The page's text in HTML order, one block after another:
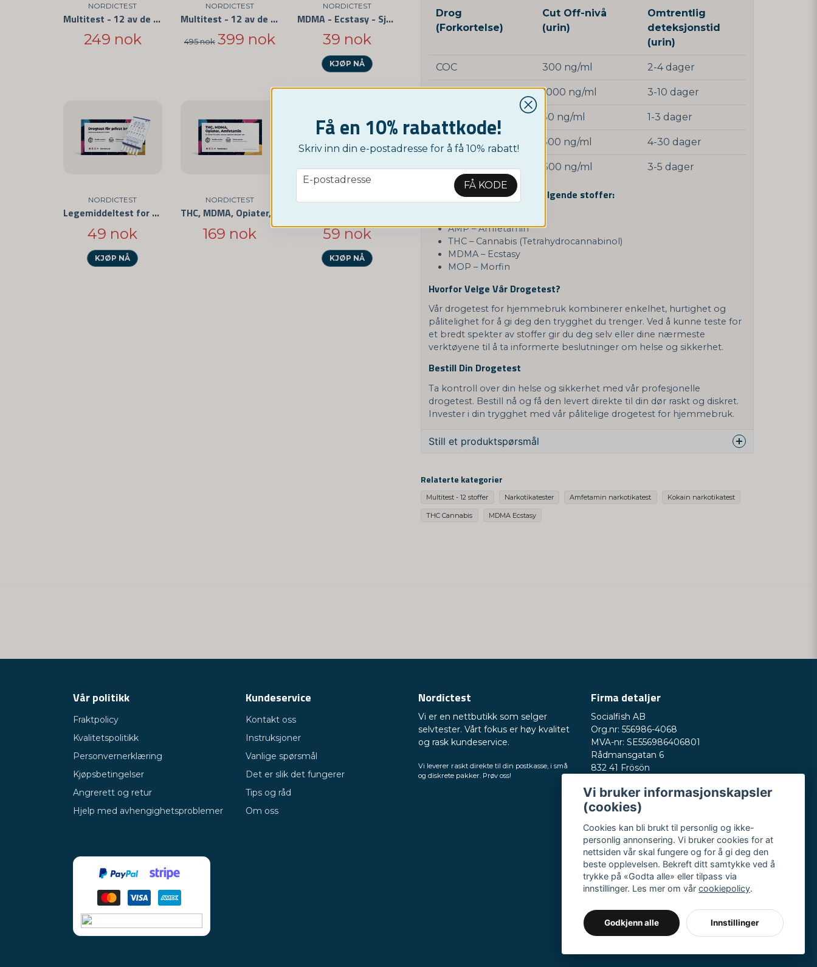
NORDICTEST
Multitest - 12 av de vanligste medikamentene 3-pakning
249 nok
NORDICTEST
Multitest - 12 av de vanligste medikamentene 5-pakning
495 nok 399 nok
NORDICTEST
MDMA - Ecstasy - Självtest 3-pack
39 nok
KJØP NÅ
NORDICTEST
Legemiddeltest for privat bruk - Enkel å bruke og CE-merket
49 nok
KJØP NÅ
NORDICTEST
169 nok
NORDICTEST
59 nok
KJØP NÅ
Drog
(Forkortelse)
Cut Off-nivå
(urin)
Omtrentlig
deteksjonstid
(urin)
COC 300 ng/ml 2-4 dager
AMP 1000 ng/ml 3-10 dager
50 ng/ml 1-3 dager
MDMA 500 ng/ml 4-30 dager
MOP 300 ng/ml 3-5 dager
Denne testen tester for følgende stoffer:
AMP – Amfetamin
THC – Cannabis (Tetrahydrocannabinol)
MDMA – Ecstasy
MOP – Morfin
Hvorfor Velge Vår Drogetest?
Vår drogetest for hjemmebruk kombinerer enkelhet, hurtighet og
pålitelighet for å gi deg den trygghet du trenger. Ved å kunne teste for
et bredt spekter av stoffer gir du deg selv eller dine nærmeste
verktøyene til å ta informerte beslutninger om helse og sikkerhet.
Bestill Din Drogetest
Ta kontroll over din helse og sikkerhet med vår profesjonelle
drogetest. Bestill nå og få den levert direkte til din dør raskt og diskret.
Invester i din trygghet med vår pålitelige drogetest for hjemmebruk.
Still et produktspørsmål
Spør oss om denne produktet...
Relaterte kategorier
Multitest - 12 stoffer Narkotikatester Amfetamin narkotikatest Kokain narkotikatest
THC Cannabis MDMA Ecstasy
Få en 10% rabattkode!
Skriv inn din e-postadresse for å få 10% rabatt!
email
E-postadresse FÅ KODE
Vår politikk
Fraktpolicy
Kvalitetspolitikk
Personvernerklæring
Kjøpsbetingelser
Angrerett og retur
Hjelp med avhengighetsproblemer
Kundeservice
Kontakt oss
Instruksjoner
Vanlige spørsmål
Det er slik det fungerer
Tips og råd
Om oss
Nordictest
Vi er en nettbutikk som selger
selvtester. Vårt fokus er høy kvalitet
og rask kundeservice.
Vi leverer raskt direkte til din postkasse, i små
og diskrete pakker. Prøv oss!
Firma detaljer
Socialfish AB
Org.nr: 556986-4068
MVA-nr: SE556986406801
Rådmansgatan 6
832 41 Frösön
Telefonnummer: +46730503032
E-post:hey@nordictest.no
Åpningstider:
Man–fre kl. 10–17
Vi bruker informasjonskapsler
(cookies)
Cookies kan bli brukt til personlig og ikke-
personlig annonsering. Vi bruker cookies for at
nettsiden vår skal fungere og for å gi deg den
beste opplevelsen. Bekreft ditt samtykke ved å
trykke på «Godta alle» eller tilpass via
innstillinger. Les mer om vårcookiepolicy.
Godkjenn alle Innstillinger